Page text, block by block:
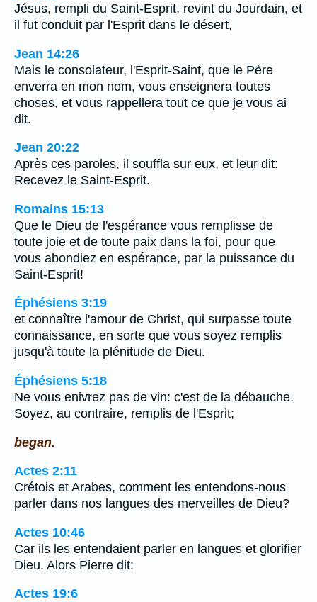
Jésus, rempli du Saint-Esprit, revint du Jourdain, et
il fut conduit par l'Esprit dans le désert,
Jean 14:26
Mais le consolateur, l'Esprit-Saint, que le Père
enverra en mon nom, vous enseignera toutes
choses, et vous rappellera tout ce que je vous ai
dit.
Jean 20:22
Après ces paroles, il souffla sur eux, et leur dit:
Recevez le Saint-Esprit.
Romains 15:13
Que le Dieu de l'espérance vous remplisse de
toute joie et de toute paix dans la foi, pour que
vous abondiez en espérance, par la puissance du
Saint-Esprit!
Éphésiens 3:19
et connaître l'amour de Christ, qui surpasse toute
connaissance, en sorte que vous soyez remplis
jusqu'à toute la plénitude de Dieu.
Éphésiens 5:18
Ne vous enivrez pas de vin: c'est de la débauche.
Soyez, au contraire, remplis de l'Esprit;
began.
Actes 2:11
Crétois et Arabes, comment les entendons-nous
parler dans nos langues des merveilles de Dieu?
Actes 10:46
Car ils les entendaient parler en langues et glorifier
Dieu. Alors Pierre dit:
Actes 19:6